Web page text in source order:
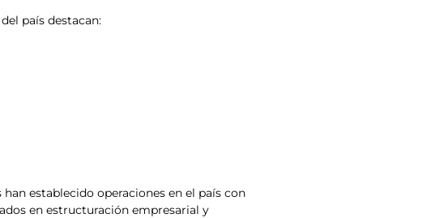
país destacan:
establecido operaciones en el país con
en estructuración empresarial y